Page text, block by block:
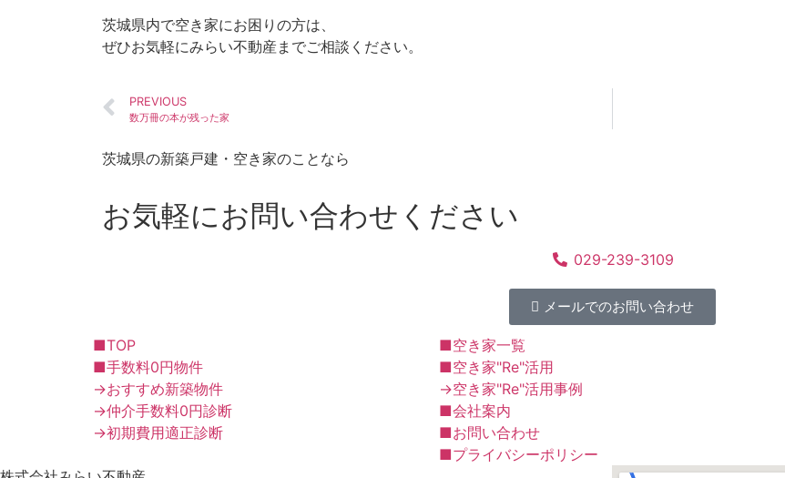
茨城県内で空き家にお困りの方は、
ぜひお気軽にみらい不動産までご相談ください。
PREVIOUS
数万冊の本が残った家
茨城県の新築戸建・空き家のことなら
お気軽にお問い合わせください
029-239-3109
メールでのお問い合わせ
■TOP
■手数料0円物件
→おすすめ新築物件
→仲介手数料0円診断
→初期費用適正診断
■空き家一覧
■空き家"Re"活用
→空き家"Re"活用事例
■会社案内
■お問い合わせ
■プライバシーポリシー